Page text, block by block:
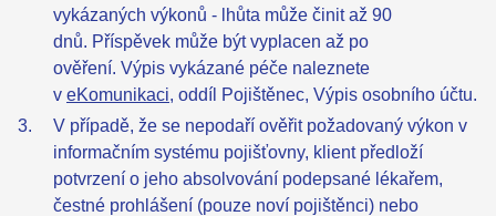
vykázaných výkonů - lhůta může činit až 90
dnů. Příspěvek může být vyplacen až po
ověření. Výpis vykázané péče naleznete
v eKomunikaci, oddíl Pojištěnec, Výpis osobního účtu.
V případě, že se nepodaří ověřit požadovaný výkon v
informačním systému pojišťovny, klient předloží
potvrzení o jeho absolvování podepsané lékařem,
čestné prohlášení (pouze noví pojištěnci) nebo